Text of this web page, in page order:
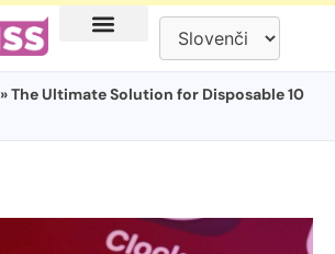
» The Ultimate Solution for Disposable 10